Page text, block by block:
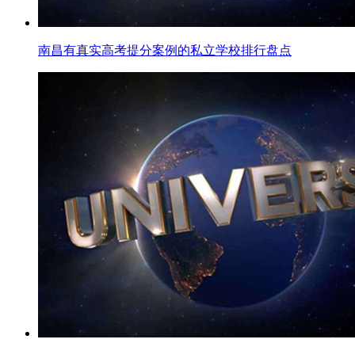
南昌有真实高考提分案例的私立学校排行盘点